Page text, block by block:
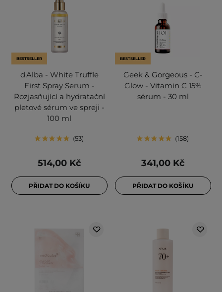
BESTSELLER
d'Alba - White Truffle
First Spray Serum -
Rozjasňující a hydratační
pleťové sérum ve spreji -
100 ml
53
514,00 Kč
PŘIDAT DO KOŠÍKU
BESTSELLER
Geek & Gorgeous - C-
Glow - Vitamin C 15%
sérum - 30 ml
158
341,00 Kč
PŘIDAT DO KOŠÍKU